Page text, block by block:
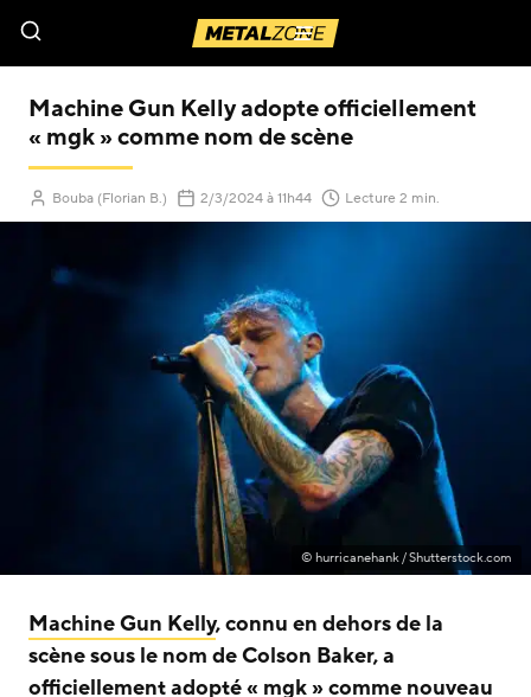
Menu
Machine Gun Kelly adopte officiellement
« mgk » comme nom de scène
Bouba (Florian B.) 2/3/2024(Mis à jour le )
à 11h44 Lecture 2 min.
© hurricanehank / Shutterstock.com
Machine Gun Kelly, connu en dehors de la
scène sous le nom de Colson Baker, a
officiellement adopté « mgk» comme nouveau